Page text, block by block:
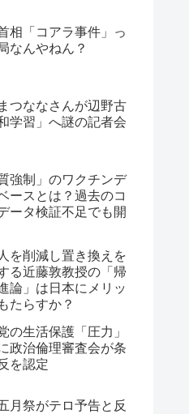
相「コアラ事件」っ
なんやねん？
つななさんが辺野古
学習」へ謎の記者会
強制」のワクチンデ
ースとは？過去のコ
ータ検証不足でも開
を削減し置き換えを
る近藤敦教授の「帰
論」は日本にメリッ
たらすか？
の生活保護「圧力」
政治倫理審査会が条
を認定
月祭がテロ予告と反